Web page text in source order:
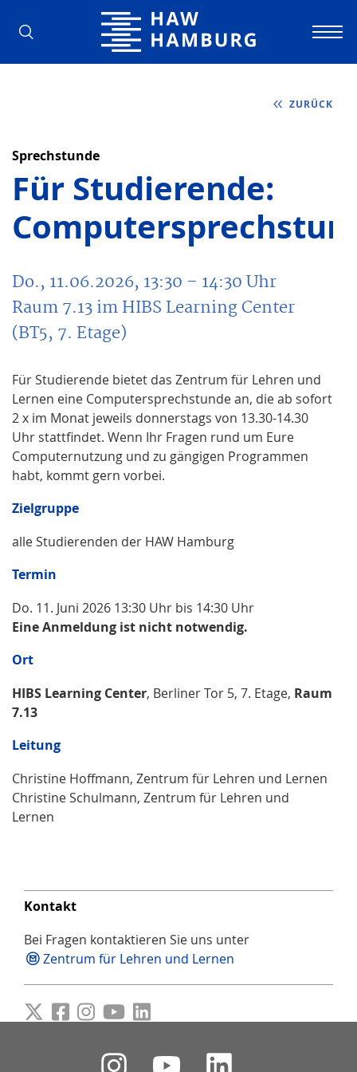
Hochschule für Angewandte
ZURÜCK
Sprechstunde
Für Studierende:
Do., 11.06.2026, 13:30 – 14:30Uhr
Raum 7.13 im HIBS Learning Center
(BT5, 7. Etage)
Für Studierende bietet das Zentrum für Lehren und
Lernen eine Computersprechstunde an, die ab sofort
2 x im Monat jeweils donnerstags von 13.30-14.30
Uhr stattfindet. Wenn Ihr Fragen rund um Eure
Computernutzung und zu gängigen Programmen
habt, kommt gern vorbei.
Zielgruppe
alle Studierenden der HAW Hamburg
Termin
Do. 11. Juni 2026 13:30 Uhr bis 14:30 Uhr
Eine Anmeldung ist nicht notwendig.
Ort
HIBS Learning Center, Berliner Tor 5, 7. Etage, Raum
7.13
Leitung
Christine Hoffmann, Zentrum für Lehren und Lernen
Christine Schulmann, Zentrum für Lehren und
Lernen
Kontakt
Bei Fragen kontaktieren Sie uns unter
Zentrum für Lehren und Lernen